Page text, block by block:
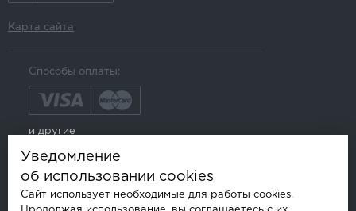
Карта сайта
Способы оплаты:
и другие
Уведомление
об использовании cookies
Сайт использует необходимые для работы cookies.